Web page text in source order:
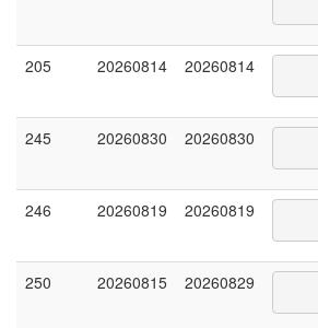
205 20260814 20260814
245 20260830 20260830
246 20260819 20260819
250 20260815 20260829